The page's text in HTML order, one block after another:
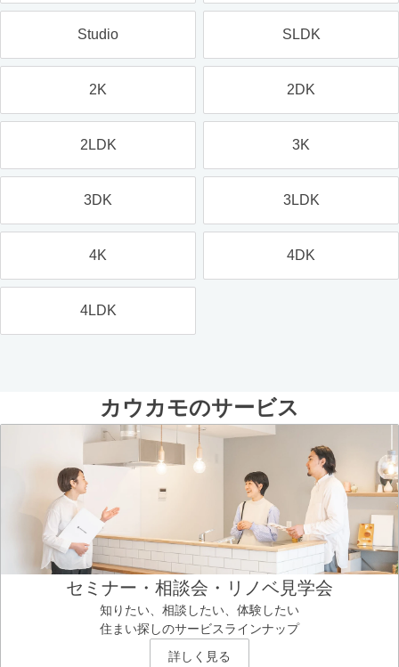
Studio SLDK
2K 2DK
2LDK 3K
3DK 3LDK
4K 4DK
4LDK
カウカモのサービス
セミナー・相談会・リノベ見学会
知りたい、相談したい、体験したい
住まい探しのサービスラインナップ
詳しく見る